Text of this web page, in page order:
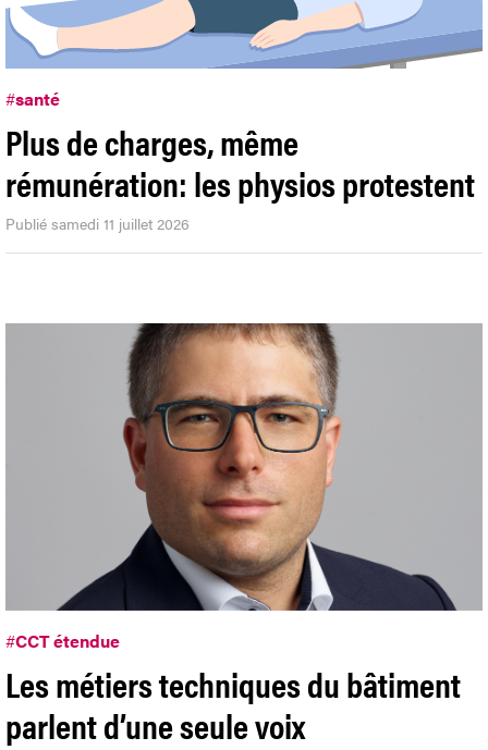
#santé
Plus de charges, même
rémunération: les physios protestent
Publié samedi 11 juillet 2026
#CCT étendue
Les métiers techniques du bâtiment
parlent d’une seule voix